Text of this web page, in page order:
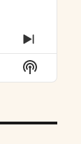
NEXT
Show
Podcast